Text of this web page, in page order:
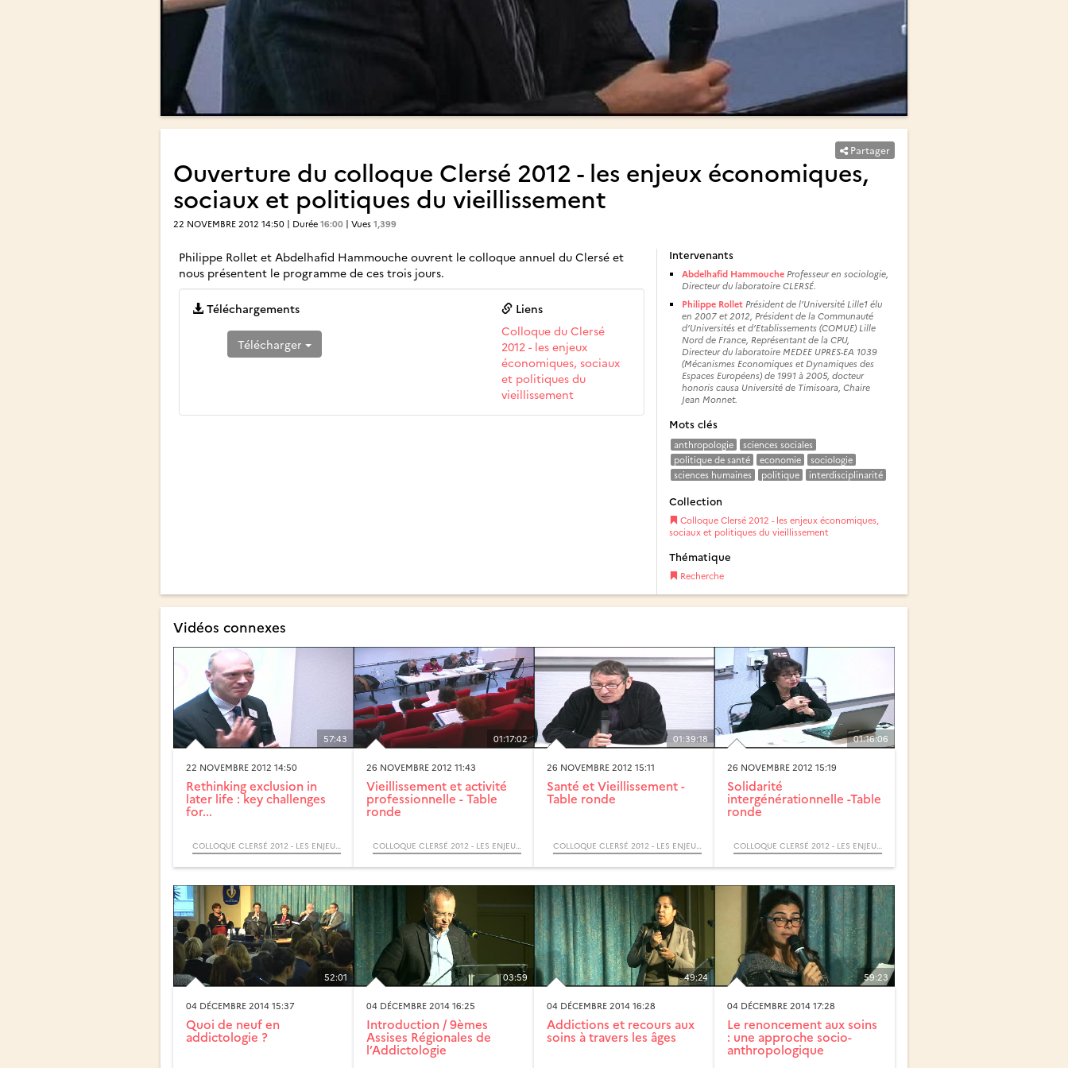
Partager
Ouverture du colloque Clersé 2012 - les enjeux économiques,
sociaux et politiques du vieillissement
22 NOVEMBRE 2012 14:50 | Durée 16:00 | Vues 1,399
Philippe Rollet et Abdelhafid Hammouche ouvrent le colloque annuel du Clersé et
nous présentent le programme de ces trois jours.
Téléchargements
Télécharger
Liens
Colloque du Clersé
2012 - les enjeux
économiques, sociaux
et politiques du
vieillissement
Intervenants
Abdelhafid Hammouche Professeur en sociologie,
Directeur du laboratoire CLERSÉ.
Philippe Rollet Président de l’Université Lille1 élu
en 2007 et 2012, Président de la Communauté
d’Universités et d’Etablissements (COMUE) Lille
Nord de France, Représentant de la CPU,
Directeur du laboratoire MEDEE UPRES-EA 1039
(Mécanismes Economiques et Dynamiques des
Espaces Européens) de 1991 à 2005, docteur
honoris causa Université de Timisoara, Chaire
Jean Monnet.
Mots clés
anthropologie
sciences sociales
politique de santé
economie
sociologie
sciences humaines
politique interdisciplinarité
Collection
Colloque Clersé 2012 - les enjeux économiques,
sociaux et politiques du vieillissement
Thématique
Recherche
Vidéos connexes
57:43
22 NOVEMBRE 2012 14:50
Rethinking exclusion in
later life : key challenges
for...
COLLOQUE CLERSÉ 2012 - LES ENJEUX ÉCONOMIQUES, SOCIAUX ET POLITIQUES DU VIEILLISSEMENT
01:17:02
26 NOVEMBRE 2012 11:43
Vieillissement et activité
professionnelle - Table
ronde
COLLOQUE CLERSÉ 2012 - LES ENJEUX ÉCONOMIQUES, SOCIAUX ET POLITIQUES DU VIEILLISSEMENT
01:39:18
26 NOVEMBRE 2012 15:11
Santé et Vieillissement -
Table ronde
COLLOQUE CLERSÉ 2012 - LES ENJEUX ÉCONOMIQUES, SOCIAUX ET POLITIQUES DU VIEILLISSEMENT
01:16:06
26 NOVEMBRE 2012 15:19
Solidarité
intergénérationnelle -Table
ronde
COLLOQUE CLERSÉ 2012 - LES ENJEUX ÉCONOMIQUES, SOCIAUX ET POLITIQUES DU VIEILLISSEMENT
52:01
04 DÉCEMBRE 2014 15:37
Quoi de neuf en
addictologie ?
03:59
04 DÉCEMBRE 2014 16:25
Introduction / 9èmes
Assises Régionales de
l’Addictologie
49:24
04 DÉCEMBRE 2014 16:28
Addictions et recours aux
soins à travers les âges
59:23
04 DÉCEMBRE 2014 17:28
Le renoncement aux soins
: une approche socio-
anthropologique